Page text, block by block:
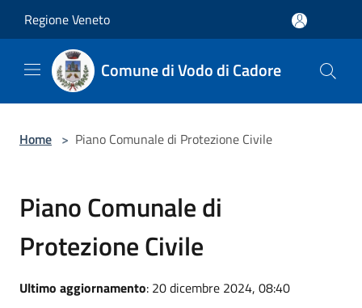
Regione Veneto
Comune di Vodo di Cadore
Home > Piano Comunale di Protezione Civile
Piano Comunale di
Protezione Civile
Ultimo aggiornamento: 20 dicembre 2024, 08:40